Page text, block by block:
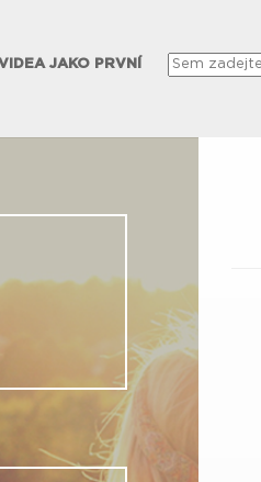
JAKO PRVNÍ